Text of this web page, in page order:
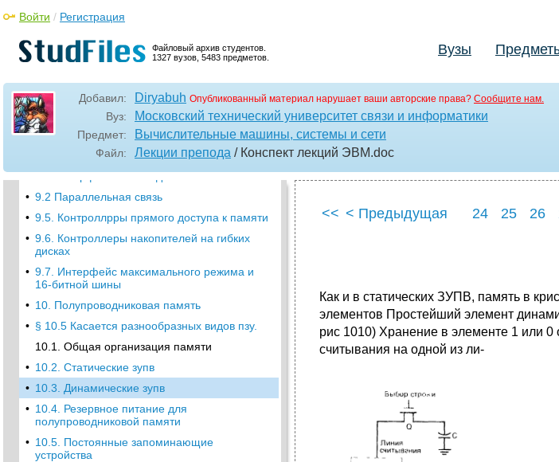
Файловый архив студентов.
1327 вузов, 5483 предметов.
Войти / Регистрация
Вузы
Добавил: Diryabuh Опубликованный материал нарушает ваши авторские права? Сообщите нам.
Вуз: Московский технический университет связи и информатики
Предмет: Вычислительные машины, системы и сети
Файл: Лекции препода / Конспект лекций ЭВМ.doc
2.4. Структура ввода-вывода
2.5. Регистры
• 2.6. Операнды и режимы адресации
• 2.7. Замечания о режимах адресации
• 4. Назначение выводов мп
• 3. Программная модель микропроцессора
9 Интерфейсы ввода-вывода
• 9.1 Интерфейсы последовательной связи
• 9.2 Параллельная связь
• 9.5. Контроллрры прямого доступа к памяти
• 9.6. Контроллеры накопителей на гибких
дисках
• 9.7. Интерфейс максимального режима и
16-битной шины
• 10. Полупроводниковая память
• § 10.5 Касается разнообразных видов пзу.
10.1. Общая организация памяти
• 10.2. Статические зупв
• 10.3. Динамические зупв
• 10.4. Резервное питание для
полупроводниковой памяти
• 10.5. Постоянные запоминающие
устройства
<< < Предыдущая 24 25 26
Как и в статических ЗУПВ, память в
элементов Простейший элемент
рис 1010) Хранение в элементе 1 или 0
считывания на одной из ли-